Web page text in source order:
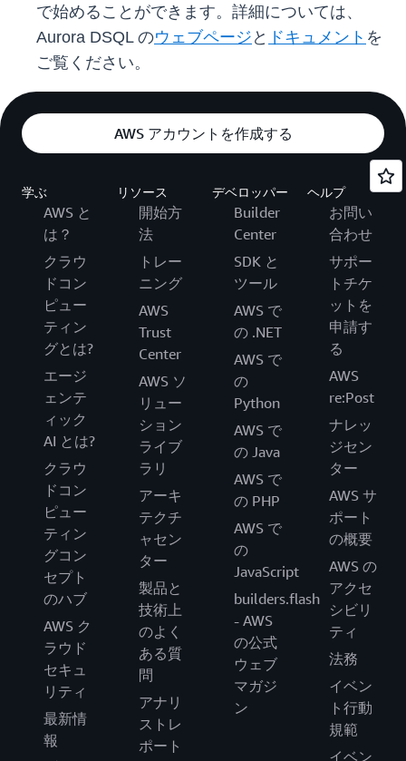
で始めることができます。詳細については、
Aurora DSQL のウェブページ と ドキュメント を
ご覧ください。
AWS アカウントを作成する
学ぶ
AWS と
は？
クラウ
ドコン
ピュー
ティン
グとは?
エージ
ェンテ
ィック
AI とは?
クラウ
ドコン
ピュー
ティン
グコン
セプト
のハブ
AWS ク
ラウド
セキュ
リティ
最新情
報
リソース
開始方
法
トレー
ニング
AWS
Trust
Center
AWS ソ
リュー
ション
ライブ
ラリ
アーキ
テクチ
ャセン
ター
製品と
技術上
のよく
ある質
問
アナリ
ストレ
ポート
デベロッパー
Builder
Center
SDK と
ツール
AWS で
の .NET
AWS で
の
Python
AWS で
の Java
AWS で
の PHP
AWS で
の
JavaScript
builders.flash
- AWS
の公式
ウェブ
マガジ
ン
ヘルプ
お問い
合わせ
サポー
トチケ
ットを
申請す
る
AWS
re:Post
ナレッ
ジセン
ター
AWS サ
ポート
の概要
AWS の
アクセ
シビリ
ティ
法務
イベン
ト行動
規範
イベン